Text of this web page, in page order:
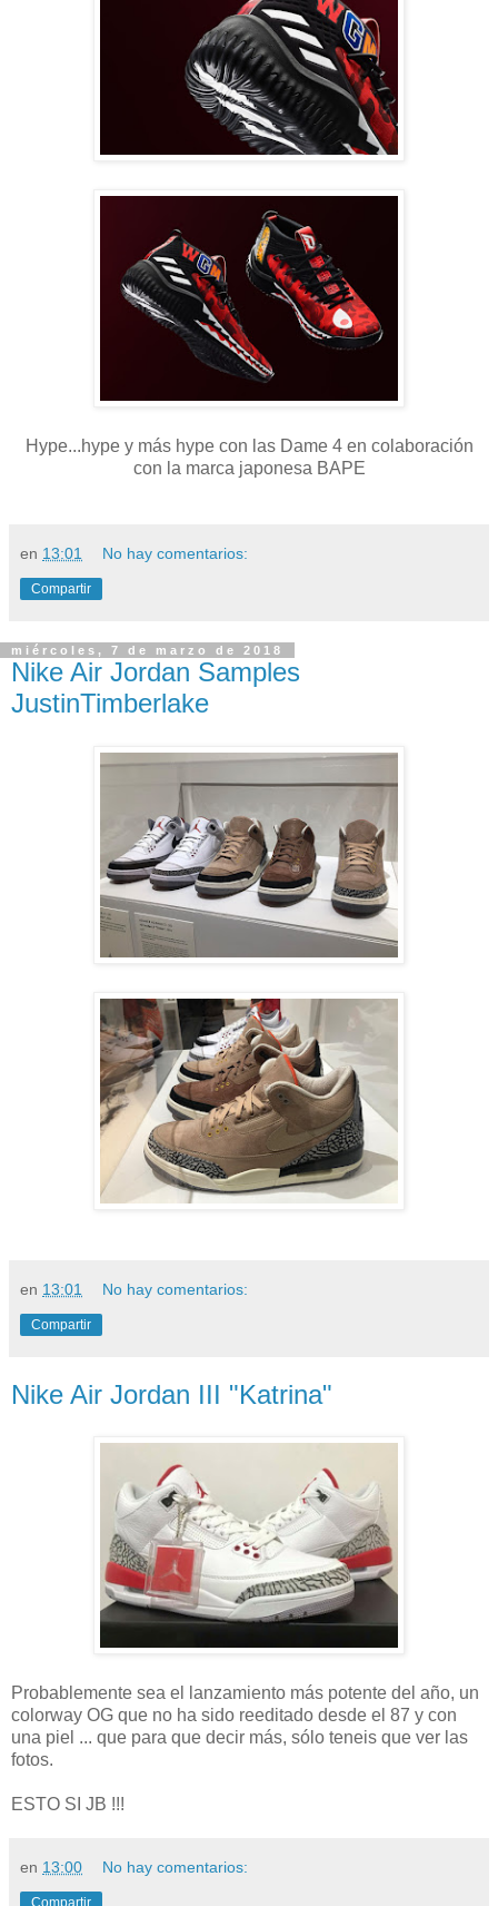
Hype...hype y más hype con las Dame 4 en colaboración
con la marca japonesa BAPE
en 13:01 No hay comentarios:
Compartir
miércoles, 7 de marzo de 2018
Nike Air Jordan Samples
JustinTimberlake
en 13:01 No hay comentarios:
Compartir
Nike Air Jordan III "Katrina"
Probablemente sea el lanzamiento más potente del año, un
colorway OG que no ha sido reeditado desde el 87 y con
una piel ... que para que decir más, sólo teneis que ver las
fotos.
ESTO SI JB !!!
en 13:00 No hay comentarios: